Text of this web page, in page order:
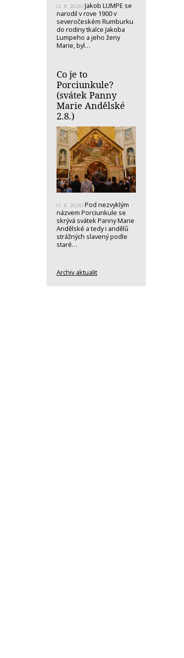
(2. 8. 2026) Jakob LUMPE se
narodil v rove 1900 v
severočeském Rumburku
do rodiny tkalce Jakoba
Lumpeho a jeho ženy
Marie, byl…
Co je to
Porciunkule?
(svátek Panny
Marie Andělské
2.8.)
(1. 8. 2026) Pod nezvyklým
názvem Porciunkule se
skrývá svátek Panny Marie
Andělské a tedy i andělů
strážných slavený podle
staré…
Archiv aktualit